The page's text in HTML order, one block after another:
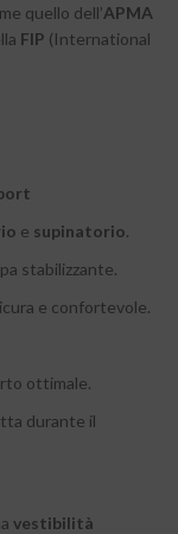
quello dell’APMA
FIP (International
e supinatorio.
stabilizzante.
e confortevole.
ottimale.
durante il
vestibilità